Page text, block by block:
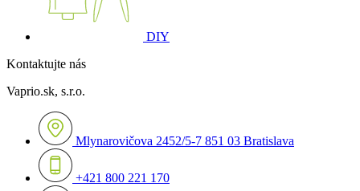
DIY
Kontaktujte nás
Vaprio.sk, s.r.o.
Mlynarovičova 2452/5-7 851 03 Bratislava
+421 800 221 170